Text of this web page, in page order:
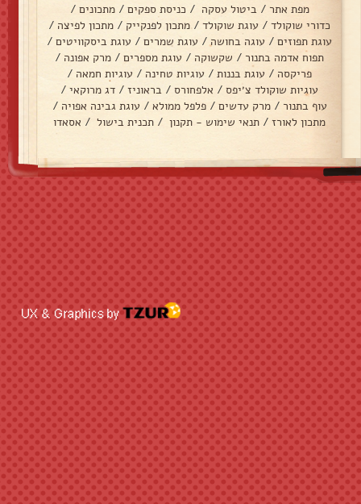
מפת אתר / ביטול עסקה / כניסת ספקים / מתכונים /
כדורי שוקולד / עוגת שוקולד / מתכון לפנקייק / מתכון לפיצה /
עוגת תפוזים / עוגה בחושה / עוגת שמרים / עוגת ביסקוויטים /
תפוח אדמה בתנור / שקשוקה / עוגת מספרים / מרק אפונה /
פריקסה / עוגת בננות / עוגיות טחינה / עוגיות חמאה /
עוגיות שוקולד צ׳יפס / אלפחורס / בראוניז / דג מרוקאי /
עוף בתנור / מרק עדשים / פלפל ממולא / עוגת גבינה אפויה /
מתכון לאורז / תנאי שימוש - תקנון / תכנית בישול / אסאדו